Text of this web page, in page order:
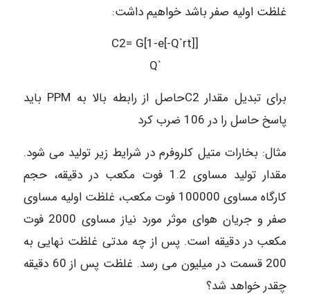
غلظت اولیه صفر باشد خواهیم داشت:
C2= G[1-e[-Q`rt]]
Q`
برای تبدیل مقدار C2حاصل از رابطه بالا به PPM باید
پاسخ حاسل را در 106 ضرب کرد
مثال: بخارات متیل کلروفرم در شرایط زیر تولید می شود.
مقدار تولید مساوی 1.2 فوت مکعب در دقیقه، حجم
کارگاه مساوی 100000 فوت مکعب، غلظت اولیه مساوی
صفر و جریان هوای موثر مورد نیاز مساوی 2000 فوت
مکعب در دقیقه است. پس از چه مدتی غلظت نهایی به
200 قسمت در میلیون می رسد. غلظت پس از 60 دقیقه
چقدر خواهد شد؟